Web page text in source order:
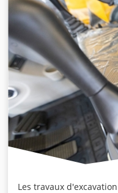
Les travaux